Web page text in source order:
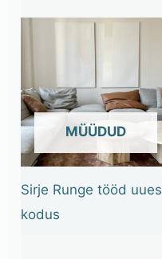
OUT OF STOCK
Sirje Runge tööd uues
kodus